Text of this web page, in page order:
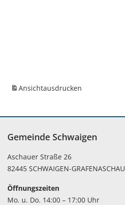
Ansichtausdrucken
Gemeinde Schwaigen
Aschauer Straße 26
82445 SCHWAIGEN-GRAFENASCHAU
Öffnungszeiten
Mo. u. Do. 14:00 – 17:00 Uhr